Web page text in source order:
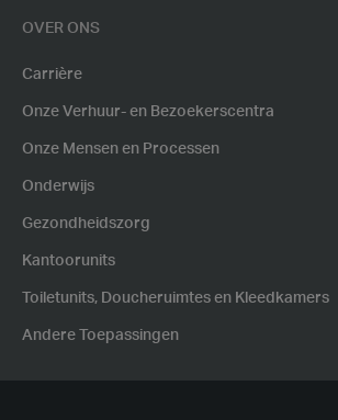
OVER ONS
Carrière
Onze Verhuur- en Bezoekerscentra
Onze Mensen en Processen
Onderwijs
Gezondheidszorg
Kantoorunits
Toiletunits, Doucheruimtes en Kleedkamers
Andere Toepassingen